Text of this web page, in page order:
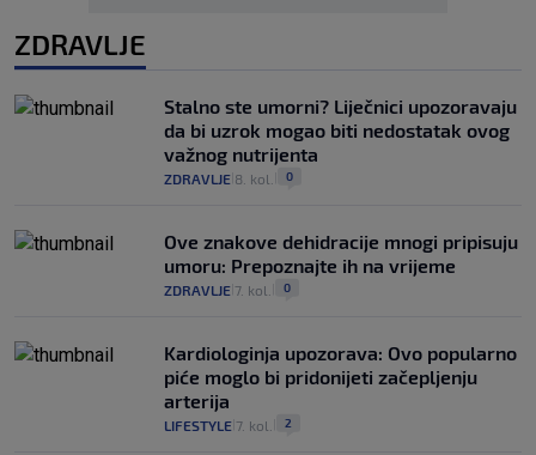
ZDRAVLJE
Stalno ste umorni? Liječnici upozoravaju
da bi uzrok mogao biti nedostatak ovog
važnog nutrijenta
ZDRAVLJE 8. kol. 0
Ove znakove dehidracije mnogi pripisuju
umoru: Prepoznajte ih na vrijeme
ZDRAVLJE 7. kol. 0
Kardiologinja upozorava: Ovo popularno
piće moglo bi pridonijeti začepljenju
arterija
LIFESTYLE 7. kol. 2